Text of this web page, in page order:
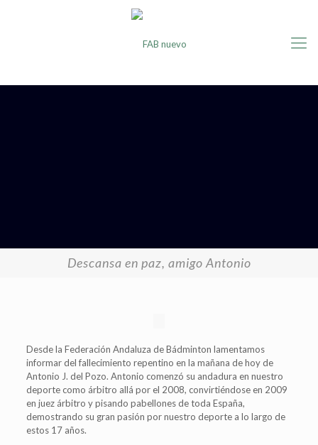
Descansa en paz, amigo Antonio
Desde la Federación Andaluza de Bádminton lamentamos
informar del fallecimiento repentino en la mañana de hoy de
Antonio J. del Pozo. Antonio comenzó su andadura en nuestro
deporte como árbitro allá por el 2008, convirtiéndose en 2009
en juez árbitro y pisando pabellones de toda España,
demostrando su gran pasión por nuestro deporte a lo largo de
estos 17 años.